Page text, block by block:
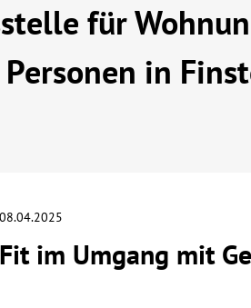
für
in
08.04.2025
Fit im Umgang mit